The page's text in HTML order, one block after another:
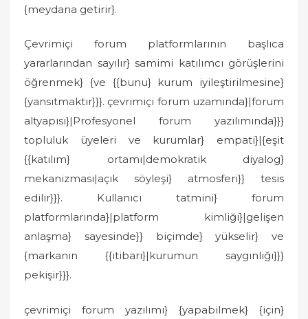
{meydana getirir}.
Çevrimiçi forum platformlarının başlıca
yararlarından sayılır} samimi katılımcı görüşlerini
öğrenmek} {ve {{bunu} kurum iyileştirilmesine}
{yansıtmaktır}}}. çevrimiçi forum uzamında}|forum
altyapısı}|Profesyonel forum yazılımında}}}
topluluk üyeleri ve kurumlar} empati}|{eşit
{{katılım} ortamı|demokratik diyalog}
mekanizması|açık söyleşi} atmosferi}} tesis
edilir}}}. Kullanıcı tatmini} forum
platformlarında}|platform kimliği}|gelişen
anlaşma} sayesinde}} biçimde} yükselir} ve
{markanın {{itibarı}|kurumun saygınlığı}}}
pekişir}}}.
çevrimiçi forum yazılımı} {yapabilmek} {için}